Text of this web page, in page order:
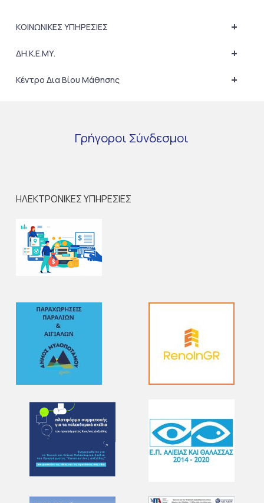
+
ΚΟΙΝΩΝΙΚΕΣ ΥΠΗΡΕΣΙΕΣ
+
ΔΗ.Κ.Ε.ΜΥ.
+
Κέντρο Δια Βίου Μάθησης
Γρήγοροι Σύνδεσμοι
ΗΛΕΚΤΡΟΝΙΚΕΣ ΥΠΗΡΕΣΙΕΣ